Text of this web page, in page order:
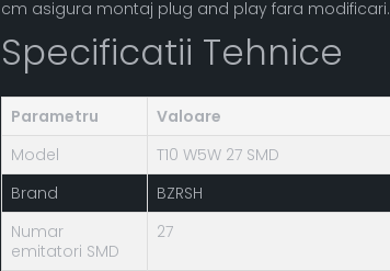
cm asigura montaj plug and play fara modificari.
Specificatii Tehnice
Parametru
Valoare
Model
T10 W5W 27 SMD
Brand
BZRSH
Numar
emitatori SMD
27